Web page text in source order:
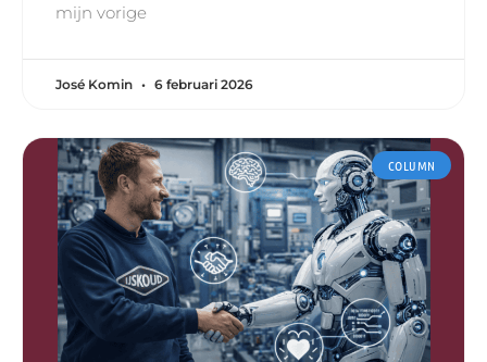
mijn vorige
José Komin 6 februari 2026
COLUMN